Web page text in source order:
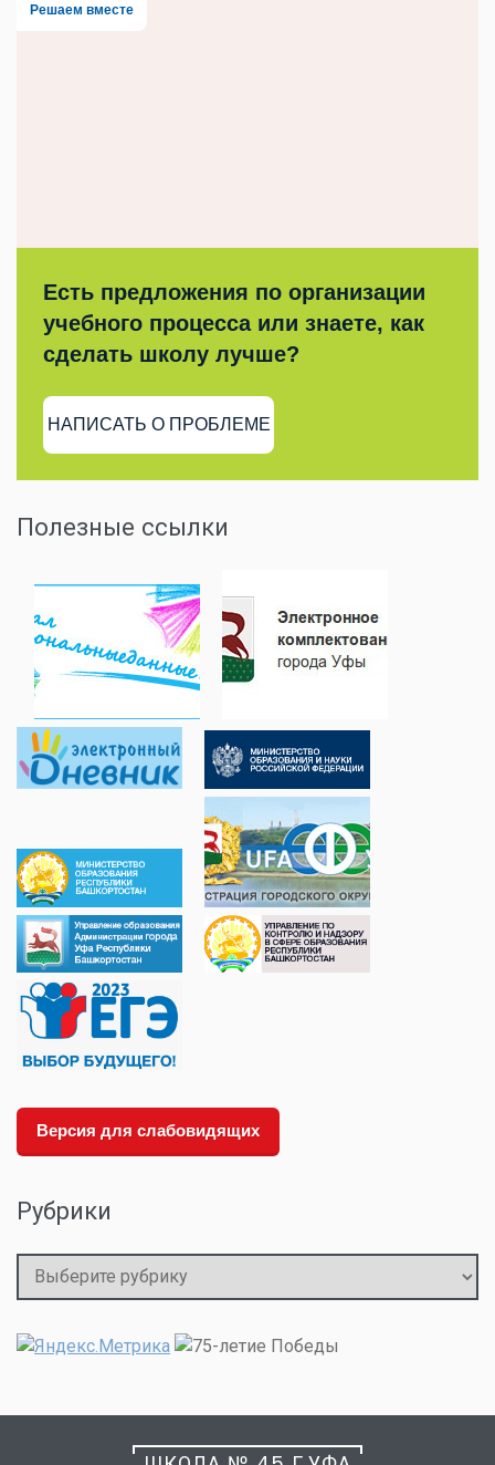
Решаем вместе
Есть предложения по организации
учебного процесса или знаете, как
сделать школу лучше?
НАПИСАТЬ О ПРОБЛЕМЕ
Полезные ссылки
Версия для слабовидящих
Рубрики
Рубрики